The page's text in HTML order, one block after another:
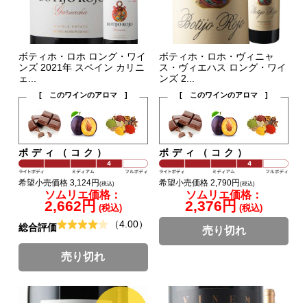
ボティホ・ロホ ロング・ワイ
ンズ 2021年 スペイン カリニ
ェ...
[ このワインのアロマ ]
ボディ（コク）
希望小売価格 3,124円 (税込)
ソムリエ価格：
2,662円 (税込)
総合評価 （4.00）
売り切れ
ボティホ・ロホ・ヴィニャ
ス・ヴィエハス ロング・ワイ
ンズ 2...
[ このワインのアロマ ]
ボディ（コク）
希望小売価格 2,790円(税込)
ソムリエ価格：
2,376円 (税込)
売り切れ